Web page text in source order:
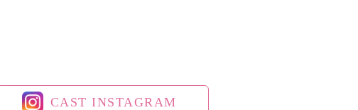
CAST INSTAGRAM